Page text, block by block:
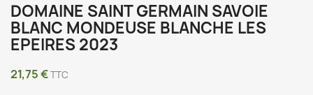
DOMAINE SAINT GERMAIN SAVOIE
BLANC MONDEUSE BLANCHE LES
EPEIRES 2023
21,75 €TTC